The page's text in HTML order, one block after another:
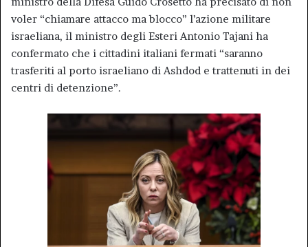
voler “chiamare attacco ma blocco” l’azione militare
israeliana, il ministro degli Esteri Antonio Tajani ha
confermato che i cittadini italiani fermati “saranno
trasferiti al porto israeliano di Ashdod e trattenuti in dei
centri di detenzione”.